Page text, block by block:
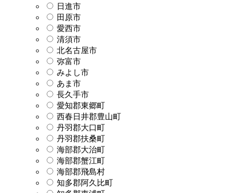
日進市
田原市
愛西市
清須市
北名古屋市
弥富市
みよし市
あま市
長久手市
愛知郡東郷町
西春日井郡豊山町
丹羽郡大口町
丹羽郡扶桑町
海部郡大治町
海部郡蟹江町
海部郡飛島村
知多郡阿久比町